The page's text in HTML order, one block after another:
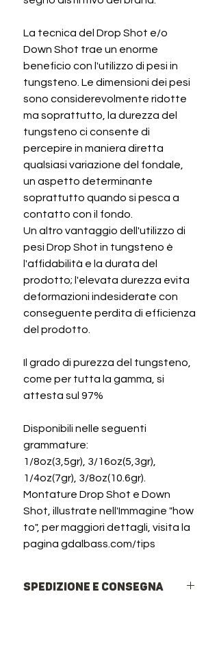
La tecnica del Drop Shot e/o
Down Shot trae un enorme
beneficio con l'utilizzo di pesi in
tungsteno. Le dimensioni dei pesi
sono considerevolmente ridotte
ma soprattutto, la durezza del
tungsteno ci consente di
percepire in maniera diretta
qualsiasi variazione del fondale,
un aspetto determinante
soprattutto quando si pesca a
contatto con il fondo.
Un altro vantaggio dell'utilizzo di
pesi Drop Shot in tungsteno è
l'affidabilità e la durata del
prodotto; l'elevata durezza evita
deformazioni indesiderate con
conseguente perdita di efficienza
del prodotto.
Il grado di purezza del tungsteno,
come per tutta la gamma, si
attesta sul 97%
Disponibili nelle seguenti
grammature:
1/8oz(3,5gr), 3/16oz(5,3gr),
1/4oz(7gr), 3/8oz(10.6gr).
Montature Drop Shot e Down
Shot, illustrate nell'Immagine "how
to", per maggiori dettagli, visita la
pagina gdalbass.com/tips
Spedizione e Consegna